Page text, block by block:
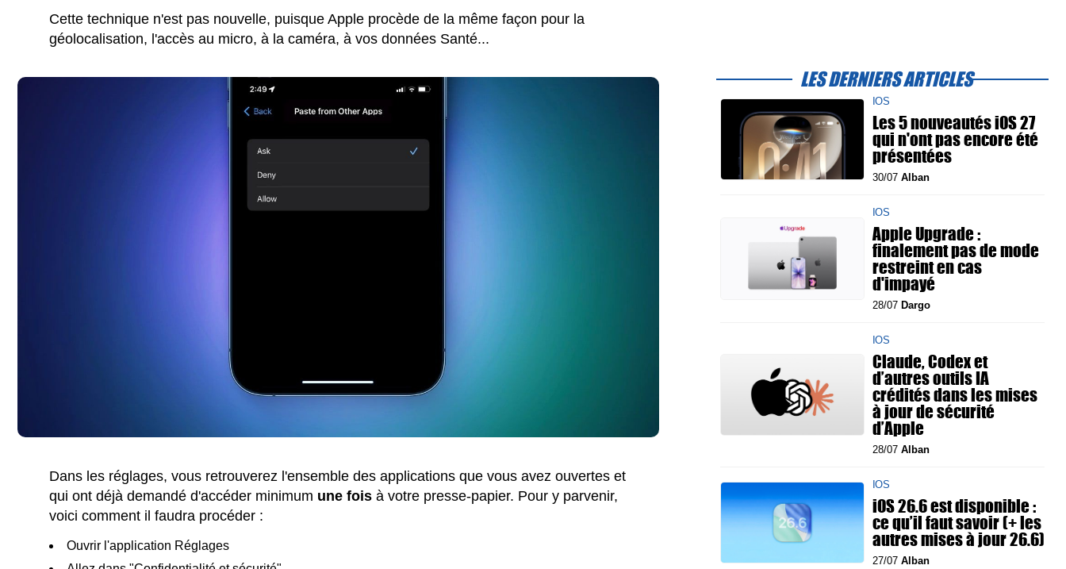
Cette technique n'est pas nouvelle, puisque Apple procède de la même façon pour la
géolocalisation, l'accès au micro, à la caméra, à vos données Santé...
Dans les réglages, vous retrouverez l'ensemble des applications que vous avez ouvertes et
qui ont déjà demandé d'accéder minimum unefois à votre presse-papier. Pour y parvenir,
voici comment il faudra procéder :
Ouvrir l'application Réglages
LES DERNIERS ARTICLES
IOS
Les 5 nouveautés iOS 27
qui n'ont pas encore été
présentées
30/07 Alban
IOS
Apple Upgrade :
finalement pas de mode
restreint en cas
d'impayé
28/07 Dargo
IOS
Claude, Codex et
d’autres outils IA
crédités dans les mises
à jour de sécurité
d’Apple
28/07 Alban
IOS
iOS 26.6 est disponible :
ce qu’il faut savoir (+ les
autres mises à jour 26.6)
27/07 Alban